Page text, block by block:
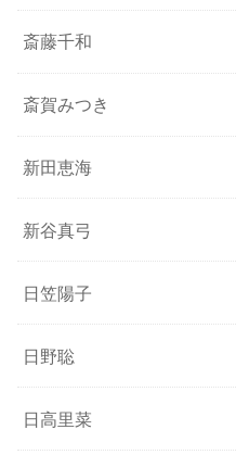
斎藤千和
斎賀みつき
新田恵海
新谷真弓
日笠陽子
日野聡
日高里菜